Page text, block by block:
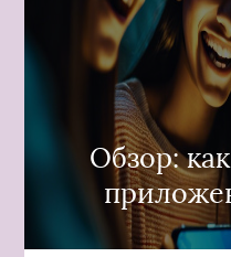
Обзор: